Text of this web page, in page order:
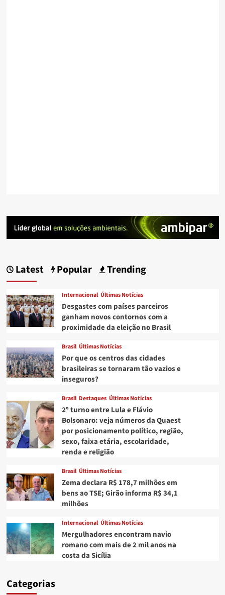
Latest Popular Trending
Internacional Últimas Notícias
Desgastes com países parceiros
ganham novos contornos com a
proximidade da eleição no Brasil
Brasil Últimas Notícias
Por que os centros das cidades
brasileiras se tornaram tão vazios e
inseguros?
Brasil Destaques Últimas Notícias
2º turno entre Lula e Flávio
Bolsonaro: veja números da Quaest
por posicionamento político, região,
sexo, faixa etária, escolaridade,
renda e religião
Brasil Últimas Notícias
Zema declara R$ 178,7 milhões em
bens ao TSE; Girão informa R$ 34,1
milhões
Internacional Últimas Notícias
Mergulhadores encontram navio
romano com mais de 2 mil anos na
costa da Sicília
Categorias